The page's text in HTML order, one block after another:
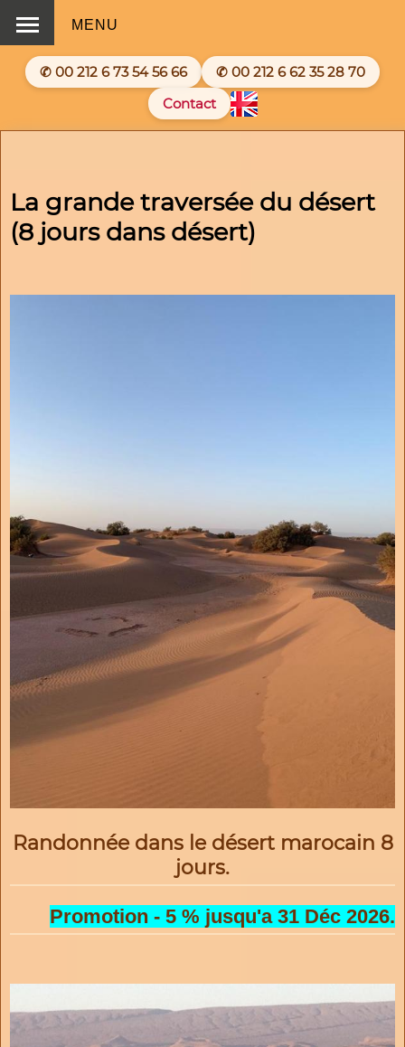
MENU
✆ 00 212 6 73 54 56 66
✆ 00 212 6 62 35 28 70
Contact
La grande traversée du désert
(8 jours dans désert)
Randonnée dans le désert marocain 8
jours.
Promotion - 5 % jusqu'a 31 Déc 2026.